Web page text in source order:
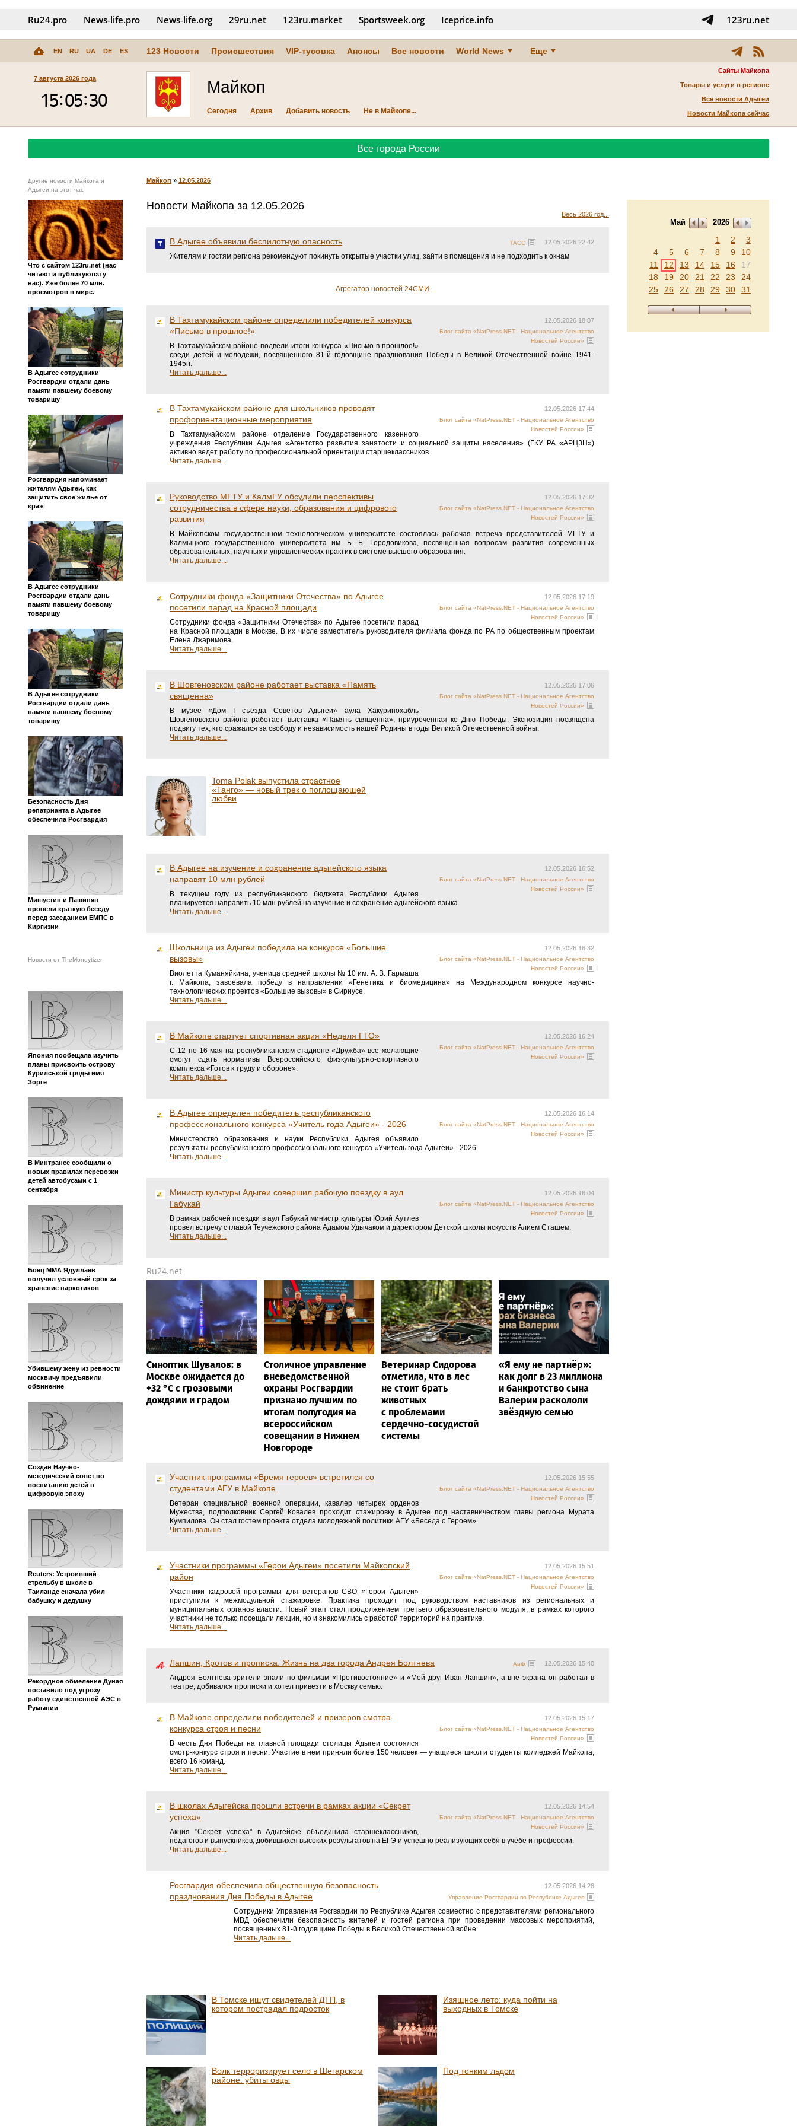
Ru24.pro News‑life.pro News‑life.org 29ru.net 123ru.market Sportsweek.org Iceprice.info 123ru.net
EN RU UA DE ES 123 Новости Происшествия VIP-тусовка Анонсы Все новости World News Еще
7 августа 2026 года
Сайты Майкопа
Товары и услуги в регионе
Все новости Адыгеи
Новости Майкопа сейчас
Майкоп
Сегодня Архив Добавить новость Не в Майкопе...
Все города России
Другие новости Майкопа и
Адыгеи на этот час
Что с сайтом 123ru.net (нас
читают и публикуются у
нас). Уже более 70 млн.
просмотров в мире.
В Адыгее сотрудники
Росгвардии отдали дань
памяти павшему боевому
товарищу
Росгвардия напоминает
жителям Адыгеи, как
защитить свое жилье от
краж
В Адыгее сотрудники
Росгвардии отдали дань
памяти павшему боевому
товарищу
В Адыгее сотрудники
Росгвардии отдали дань
памяти павшему боевому
товарищу
Безопасность Дня
репатрианта в Адыгее
обеспечила Росгвардия
Мишустин и Пашинян
провели краткую беседу
перед заседанием ЕМПС в
Киргизии
Новости от TheMoneytizer
Япония пообещала изучить
планы присвоить острову
Курилськой гряды имя
Зорге
В Минтрансе сообщили о
новых правилах перевозки
детей автобусами с 1
сентября
Боец ММА Ядуллаев
получил условный срок за
хранение наркотиков
Убившему жену из ревности
москвичу предъявили
обвинение
Создан Научно-
методический совет по
воспитанию детей в
цифровую эпоху
Reuters: Устроивший
стрельбу в школе в
Таиланде сначала убил
бабушку и дедушку
Рекордное обмеление Дуная
поставило под угрозу
работу единственной АЭС в
Румынии
Майкоп » 12.05.2026
Май 2026
1 2
3
4
5 6 7 8 9
10
11
12 13 14 15 16
17
18
19 20 21 22 23
24
25
26 27 28 29 30 31
Весь 2026 год...
Новости Майкопа за 12.05.2026
12.05.2026 22:42
ТАСС
В Адыгее объявили беспилотную опасность
Жителям и гостям региона рекомендуют покинуть открытые участки улиц, зайти в помещения и не подходить к окнам
Агрегатор новостей 24СМИ
12.05.2026 18:07
Блог сайта «NatPress.NET - Национальное Агентство
Новостей России»
В Тахтамукайском районе определили победителей конкурса
«Письмо в прошлое!»
В Тахтамукайском районе подвели итоги конкурса «Письмо в прошлое!»
среди детей и молодёжи, посвященного 81-й годовщине празднования Победы в Великой Отечественной войне 1941-
1945гг.
Читать дальше...
12.05.2026 17:44
Блог сайта «NatPress.NET - Национальное Агентство
Новостей России»
В Тахтамукайском районе для школьников проводят
профориентационные мероприятия
В Тахтамукайском районе отделение Государственного казенного
учреждения Республики Адыгея «Агентство развития занятости и социальной защиты населения» (ГКУ РА «АРЦЗН»)
активно ведет работу по профессиональной ориентации старшеклассников.
Читать дальше...
12.05.2026 17:32
Блог сайта «NatPress.NET - Национальное Агентство
Новостей России»
Руководство МГТУ и КалмГУ обсудили перспективы
сотрудничества в сфере науки, образования и цифрового
развития
В Майкопском государственном технологическом университете состоялась рабочая встреча представителей МГТУ и
Калмыцкого государственного университета им. Б. Б. Городовикова, посвященная вопросам развития современных
образовательных, научных и управленческих практик в системе высшего образования.
Читать дальше...
12.05.2026 17:19
Блог сайта «NatPress.NET - Национальное Агентство
Новостей России»
Сотрудники фонда «Защитники Отечества» по Адыгее
посетили парад на Красной площади
Сотрудники фонда «Защитники Отечества» по Адыгее посетили парад
на Красной площади в Москве. В их числе заместитель руководителя филиала фонда по РА по общественным проектам
Елена Джаримова.
Читать дальше...
12.05.2026 17:06
Блог сайта «NatPress.NET - Национальное Агентство
Новостей России»
В Шовгеновском районе работает выставка «Память
священна»
В музее «Дом I съезда Советов Адыгеи» аула Хакуринохабль
Шовгеновского района работает выставка «Память священна», приуроченная ко Дню Победы. Экспозиция посвящена
подвигу тех, кто сражался за свободу и независимость нашей Родины в годы Великой Отечественной войны.
Читать дальше...
Toma Polak выпустила страстное
«Танго» — новый трек о поглощающей
любви
12.05.2026 16:52
Блог сайта «NatPress.NET - Национальное Агентство
Новостей России»
В Адыгее на изучение и сохранение адыгейского языка
направят 10 млн рублей
В текущем году из республиканского бюджета Республики Адыгея
планируется направить 10 млн рублей на изучение и сохранение адыгейского языка.
Читать дальше...
12.05.2026 16:32
Блог сайта «NatPress.NET - Национальное Агентство
Новостей России»
Школьница из Адыгеи победила на конкурсе «Большие
вызовы»
Виолетта Куманяйкина, ученица средней школы № 10 им. А. В. Гармаша
г. Майкопа, завоевала победу в направлении «Генетика и биомедицина» на Международном конкурсе научно-
технологических проектов «Большие вызовы» в Сириусе.
Читать дальше...
12.05.2026 16:24
Блог сайта «NatPress.NET - Национальное Агентство
Новостей России»
В Майкопе стартует спортивная акция «Неделя ГТО»
С 12 по 16 мая на республиканском стадионе «Дружба» все желающие
смогут сдать нормативы Всероссийского физкультурно-спортивного
комплекса «Готов к труду и обороне».
Читать дальше...
12.05.2026 16:14
Блог сайта «NatPress.NET - Национальное Агентство
Новостей России»
В Адыгее определен победитель республиканского
профессионального конкурса «Учитель года Адыгеи» - 2026
Министерство образования и науки Республики Адыгея объявило
результаты республиканского профессионального конкурса «Учитель года Адыгеи» - 2026.
Читать дальше...
12.05.2026 16:04
Блог сайта «NatPress.NET - Национальное Агентство
Новостей России»
Министр культуры Адыгеи совершил рабочую поездку в аул
Габукай
В рамках рабочей поездки в аул Габукай министр культуры Юрий Аутлев
провел встречу с главой Теучежского района Адамом Удычаком и директором Детской школы искусств Алием Сташем.
Читать дальше...
Ru24.net
Синоптик Шувалов: в
Москве ожидается до
+32 °C с грозовыми
дождями и градом
Столичное управление
вневедомственной
охраны Росгвардии
признано лучшим по
итогам полугодия на
всероссийском
совещании в Нижнем
Новгороде
Ветеринар Сидорова
отметила, что в лес
не стоит брать
животных
с проблемами
сердечно-сосудистой
системы
«Я ему не партнёр»:
как долг в 23 миллиона
и банкротство сына
Валерии раскололи
звёздную семью
12.05.2026 15:55
Блог сайта «NatPress.NET - Национальное Агентство
Новостей России»
Участник программы «Время героев» встретился со
студентами АГУ в Майкопе
Ветеран специальной военной операции, кавалер четырех орденов
Мужества, подполковник Сергей Ковалев проходит стажировку в Адыгее под наставничеством главы региона Мурата
Кумпилова. Он стал гостем проекта отдела молодежной политики АГУ «Беседа с Героем».
Читать дальше...
12.05.2026 15:51
Блог сайта «NatPress.NET - Национальное Агентство
Новостей России»
Участники программы «Герои Адыгеи» посетили Майкопский
район
Участники кадровой программы для ветеранов СВО «Герои Адыгеи»
приступили к межмодульной стажировке. Практика проходит под руководством наставников из региональных и
муниципальных органов власти. Новый этап стал продолжением третьего образовательного модуля, в рамках которого
участники не только посещали лекции, но и знакомились с работой территорий на практике.
Читать дальше...
12.05.2026 15:40
АиФ
Лапшин, Кротов и прописка. Жизнь на два города Андрея Болтнева
Андрея Болтнева зрители знали по фильмам «Противостояние» и «Мой друг Иван Лапшин», а вне экрана он работал в
театре, добивался прописки и хотел привезти в Москву семью.
12.05.2026 15:17
Блог сайта «NatPress.NET - Национальное Агентство
Новостей России»
В Майкопе определили победителей и призеров смотра-
конкурса строя и песни
В честь Дня Победы на главной площади столицы Адыгеи состоялся
смотр-конкурс строя и песни. Участие в нем приняли более 150 человек — учащиеся школ и студенты колледжей Майкопа,
всего 16 команд.
Читать дальше...
12.05.2026 14:54
Блог сайта «NatPress.NET - Национальное Агентство
Новостей России»
В школах Адыгейска прошли встречи в рамках акции «Секрет
успеха»
Акция "Секрет успеха" в Адыгейске объединила старшеклассников,
педагогов и выпускников, добившихся высоких результатов на ЕГЭ и успешно реализующих себя в учебе и профессии.
Читать дальше...
12.05.2026 14:28
Управление Росгвардии по Республике Адыгея
Росгвардия обеспечила общественную безопасность
празднования Дня Победы в Адыгее
Сотрудники Управления Росгвардии по Республике Адыгея совместно с представителями регионального
МВД обеспечили безопасность жителей и гостей региона при проведении массовых мероприятий,
посвященных 81-й годовщине Победы в Великой Отечественной войне.
Читать дальше...
В Томске ищут свидетелей ДТП, в
котором пострадал подросток
Изящное лето: куда пойти на
выходных в Томске
Волк терроризирует село в Шегарском
районе: убиты овцы
Под тонким льдом